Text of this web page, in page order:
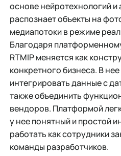
основе нейротехнологий и
распознает объекты на
медиапотоки в режиме
Благодаря
RTMIP меняется как
конкретного бизнеса. В
интегрировать данные с
также объединить
вендоров. Платформой
у нее понятный и простой
работать как сотрудники
команды разработчиков.